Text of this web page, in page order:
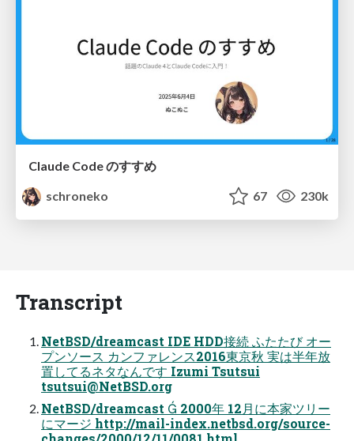
Claude Code のすすめ
schroneko
67 230k
Transcript
NetBSD/dreamcast IDE HDD接続 ふたたび オー
プンソース カンファレンス2016東京秋 実は半年放
置してるネタなんです Izumi Tsutsui
tsutsui@NetBSD.org
NetBSD/dreamcast  2000年 12月に本家ツリー
にマージ http://mail-index.netbsd.org/source-